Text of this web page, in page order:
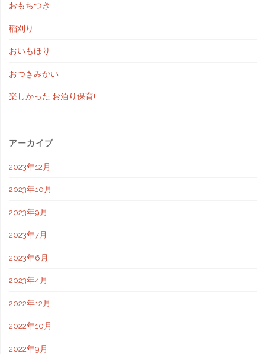
おもちつき
稲刈り
おいもほり!!
おつきみかい
楽しかった お泊り保育!!
アーカイブ
2023年12月
2023年10月
2023年9月
2023年7月
2023年6月
2023年4月
2022年12月
2022年10月
2022年9月